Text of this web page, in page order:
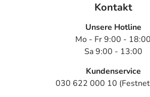
Kontakt
Unsere Hotline
Mo - Fr 9:00 - 18:00
Sa 9:00 - 13:00
Kundenservice
030 622 000 10